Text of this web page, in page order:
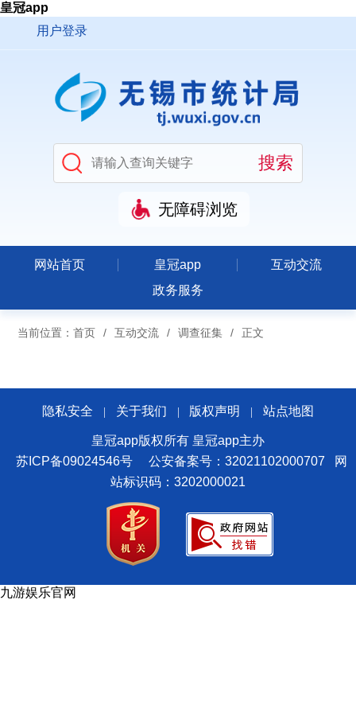
皇冠app
用户登录
无障碍浏览
网站首页 皇冠app
互动交流
政务服务
当前位置： 首页 / 互动交流 / 调查征集 / 正文
隐私安全 关于我们 版权声明 站点地图
皇冠app版权所有 皇冠app主办
苏ICP备09024546号
公安备案号：32021102000707
网
站标识码：3202000021
九游娱乐官网